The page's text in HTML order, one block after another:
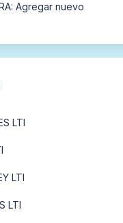
LTI
LTI
LTI
Agregar nuevo